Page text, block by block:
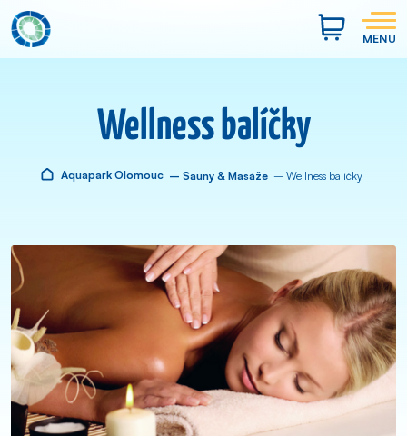
MENU
Wellness balíčky
Aquapark Olomouc – Sauny & Masáže – Wellness balíčky